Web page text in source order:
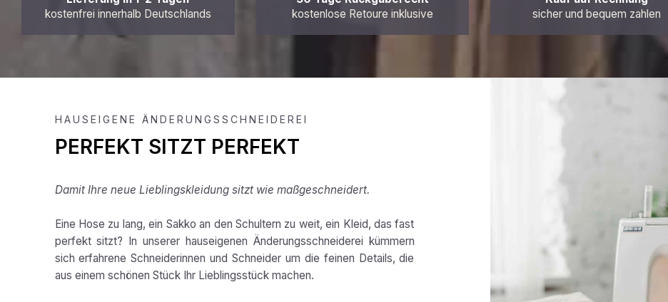
kostenfrei innerhalb Deutschlands
kostenlose Retoure inklusive
sicher und bequem zahlen
HAUSEIGENE ÄNDERUNGSSCHNEIDEREI
PERFEKT SITZT PERFEKT
Damit Ihre neue Lieblingskleidung sitzt wie maßgeschneidert.
Eine Hose zu lang, ein Sakko an den Schultern zu weit, ein Kleid, das fast
perfekt sitzt? In unserer hauseigenen Änderungsschneiderei kümmern
sich erfahrene Schneiderinnen und Schneider um die feinen Details, die
aus einem schönen Stück Ihr Lieblingsstück machen.